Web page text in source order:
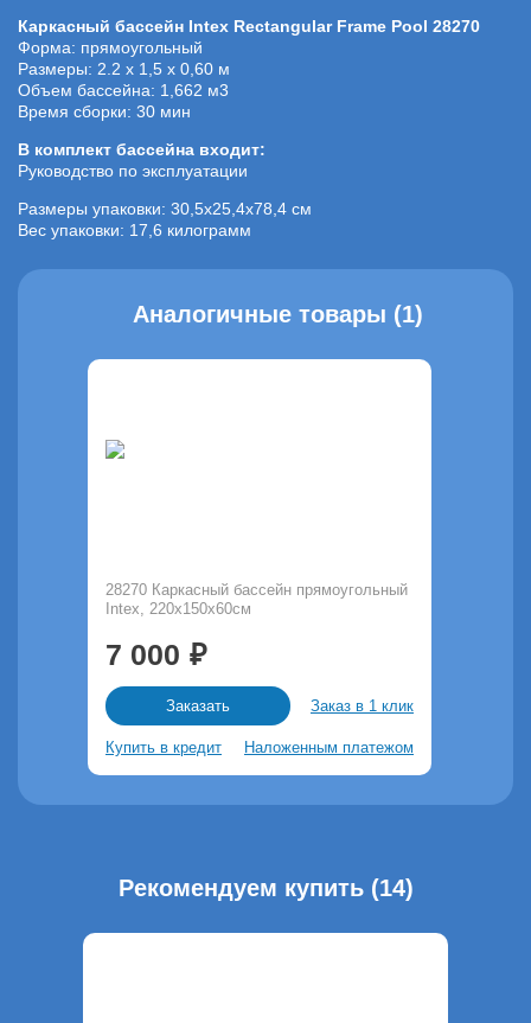
Каркасный бассейн Intex Rectangular Frame Pool 28270
Форма: прямоугольный
Размеры: 2.2 x 1,5 x 0,60 м
Объем бассейна: 1,662 м3
Время сборки: 30 мин
В комплект бассейна входит:
Руководство по эксплуатации
Размеры упаковки: 30,5х25,4х78,4 см
Вес упаковки: 17,6 килограмм
Аналогичные товары (1)
28270 Каркасный бассейн прямоугольный
Intex, 220х150х60см
7 000
Заказать Заказ в 1 клик
Купить в кредит Наложенным платежом
Рекомендуем купить (14)